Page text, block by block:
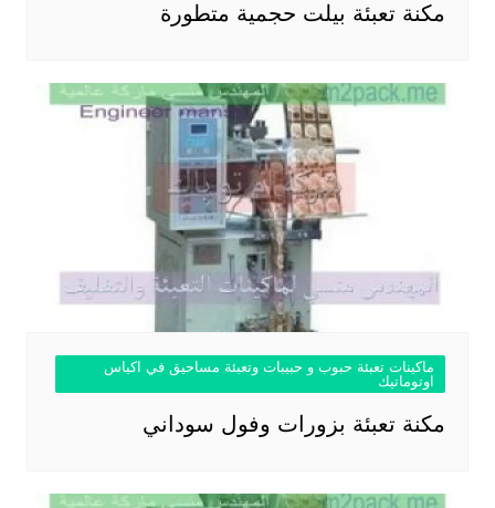
مكنة تعبئة بيلت حجمية متطورة
ماكينات تعبئة حبوب و حبيبات وتعبئة مساحيق في اكياس
اوتوماتيك
مكنة تعبئة بزورات وفول سوداني